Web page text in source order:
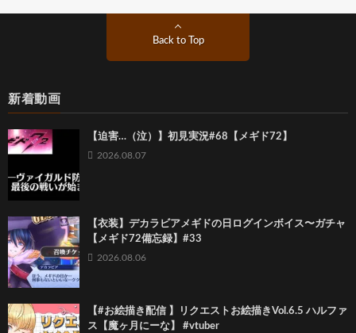
Back to Top
新着動画
【迫害…（泣）】初見実況#68【メギド72】
2026.08.07
【衣装】デカラビアメギドの日ログインボイス〜ガチャ
【メギド72備忘録】#33
2026.08.06
【#お絵描き配信 】リクエストお絵描きVol.6.5 ハルファ
ス【魔ヶ月にーな】 #vtuber